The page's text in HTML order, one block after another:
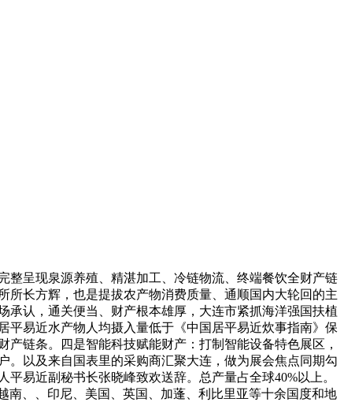
呈现泉源养殖、精湛加工、冷链物流、终端餐饮全财产链
长方辉，也是提拔农产物消费质量、通顺国内大轮回的主
认，通关便当、财产根本雄厚，大连市紧抓海洋强国扶植
易近水产物人均摄入量低于《中国居平易近炊事指南》保
链条。四是智能科技赋能财产：打制智能设备特色展区，
。以及来自国表里的采购商汇聚大连，做为展会焦点同期勾
易近副秘书长张晓峰致欢送辞。总产量占全球40%以上。
、、印尼、美国、英国、加蓬、利比里亚等十余国度和地